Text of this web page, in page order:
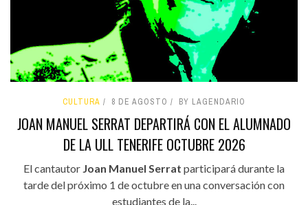
CULTURA 8 DE AGOSTO BY LAGENDARIO
JOAN MANUEL SERRAT DEPARTIRÁ CON EL ALUMNADO
DE LA ULL TENERIFE OCTUBRE 2026
El cantautor Joan Manuel Serrat participará durante la
tarde del próximo 1 de octubre en una conversación con
estudiantes de la...